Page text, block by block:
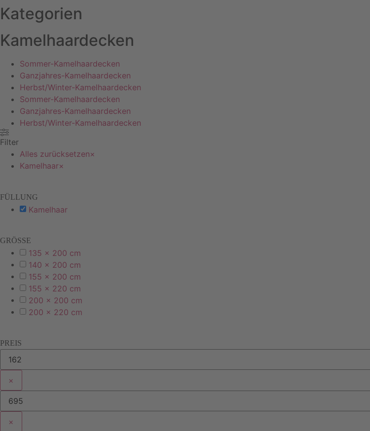
Kategorien
Kamelhaardecken
Sommer-Kamelhaardecken
Ganzjahres-Kamelhaardecken
Herbst/Winter-Kamelhaardecken
Sommer-Kamelhaardecken
Ganzjahres-Kamelhaardecken
Herbst/Winter-Kamelhaardecken
Filter
Alles zurücksetzen×
Kamelhaar×
FÜLLUNG
Kamelhaar
GRÖSSE
135 x 200 cm
140 x 200 cm
155 x 200 cm
155 x 220 cm
200 x 200 cm
200 x 220 cm
PREIS
×
×